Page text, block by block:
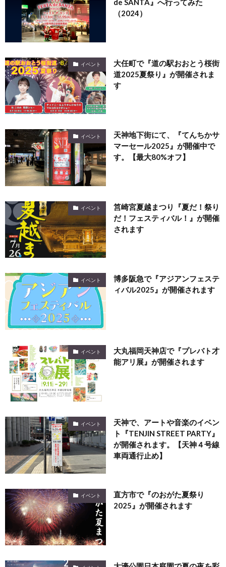
de SANTA』へ行ってみた
（2024）
イベント
大任町で『道の駅おおとう桜街
道2025夏祭り』が開催されま
す
イベント
天神地下街にて、『てんちかサ
マーセール2025』が開催中で
す。【最大80%オフ】
イベント
筥崎宮夏越まつり『夏だ！祭り
だ！フェスティバル！』が開催
されます
イベント
博多阪急で『アジアンフェステ
ィバル2025』が開催されます
イベント
大丸福岡天神店で『プレバト才
能アリ展』が開催されます
イベント
天神で、アートや音楽のイベン
ト『TENJIN STREET PARTY』
が開催されます。【天神４号線
車両通行止め】
イベント
直方市で『のおがた夏祭り
2025』が開催されます